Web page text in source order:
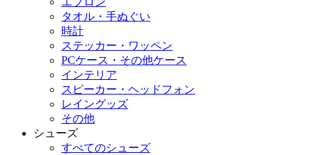
タオル・手ぬぐい
時計
ステッカー・ワッペン
PCケース・その他ケース
インテリア
スピーカー・ヘッドフォン
レイングッズ
その他
シューズ
すべてのシューズ